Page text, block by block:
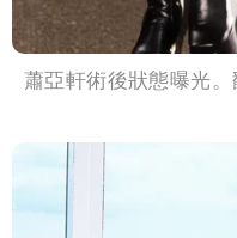
蕭亞軒術後狀態曝光